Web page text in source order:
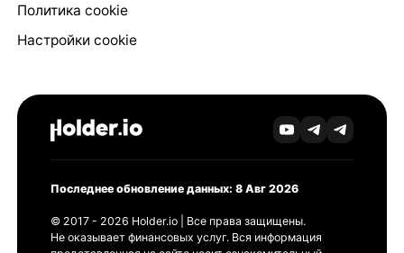
Политика cookie
Настройки cookie
Последнее обновление данных: 8 Авг 2026
© 2017 - 2026 Holder.io | Все права защищены.
Не оказывает финансовых услуг. Вся информация